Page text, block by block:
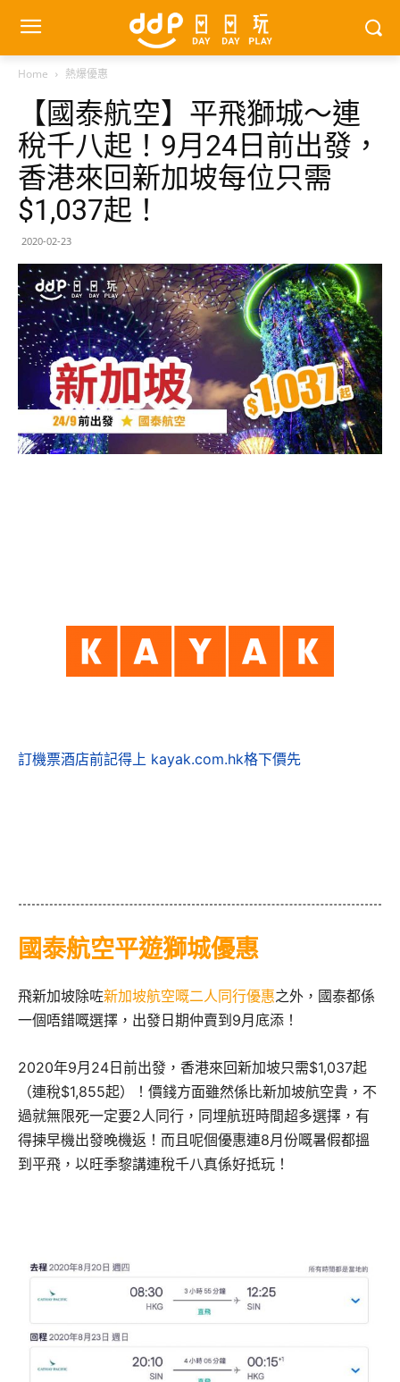
Home 熱爆優惠
【國泰航空】平飛獅城～連
稅千八起！9月24日前出發，
香港來回新加坡每位只需
$1,037起！
2020-02-23
訂機票酒店前記得上 kayak.com.hk格下價先
國泰航空平遊獅城優惠
飛新加坡除咗新加坡航空嘅二人同行優惠之外，國泰都係
一個唔錯嘅選擇，出發日期仲賣到9月底添！
2020年9月24日前出發，香港來回新加坡只需$1,037起
（連稅$1,855起）！價錢方面雖然係比新加坡航空貴，不
過就無限死一定要2人同行，同埋航班時間超多選擇，有
得揀早機出發晚機返！而且呢個優惠連8月份嘅暑假都搵
到平飛，以旺季黎講連稅千八真係好抵玩！